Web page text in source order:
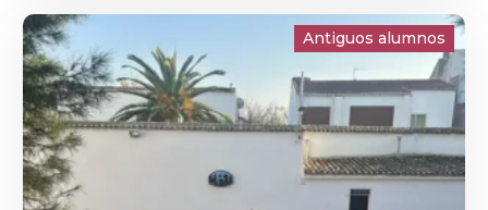
comportamiento en las aulas , de mostrar
interés hacia las asignaturas
Antiguos alumnos